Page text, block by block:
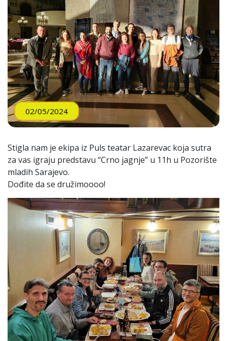
02/05/2024
Stigla nam je ekipa iz Puls teatar Lazarevac koja sutra
za vas igraju predstavu “Crno jagnje” u 11h u Pozorište
mladih Sarajevo.
Dođite da se družimoooo!